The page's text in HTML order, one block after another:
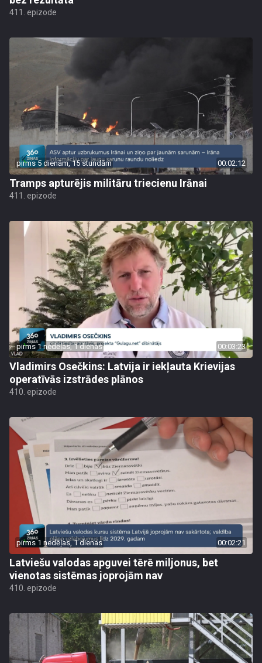
411. epizode
pirms 5 dienām, 15 stundām 00:02:12
Tramps apturējis militāru triecienu Irānai
411. epizode
pirms 1 nedēļas, 1 dienas 00:03:23
Vladimirs Osečkins: Latvija ir iekļauta Krievijas
operatīvās izstrādes plānos
410. epizode
pirms 1 nedēļas, 1 dienas 00:02:21
Latviešu valodas apguvei tērē miljonus, bet
vienotas sistēmas joprojām nav
410. epizode